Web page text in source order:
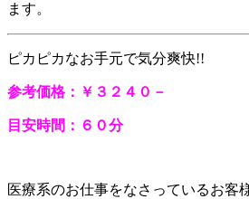
ます。
ピカピカなお手元で気分爽快!!
参考価格：￥３２４０－
目安時間：６０分
医療系のお仕事をなさっているお客様